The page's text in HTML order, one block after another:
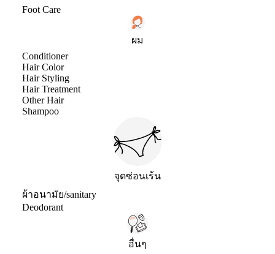
Foot Care
ผม
Conditioner
Hair Color
Hair Styling
Hair Treatment
Other Hair
Shampoo
จุดซ่อนเร้น
ผ้าอนามัย/sanitary
Deodorant
อื่นๆ